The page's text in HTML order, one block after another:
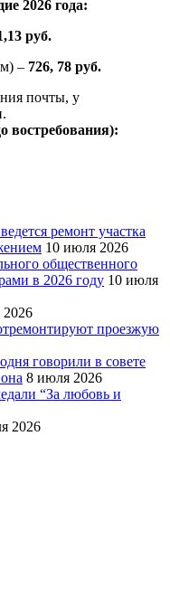
2026 года:
руб.
– 726, 78 руб.
почты, у
востребования):
ремонт участка
10 июля 2026
общественного
в 2026 году 10 июля
проезжую
говорили в совете
8 июля 2026
“За любовь и
2026